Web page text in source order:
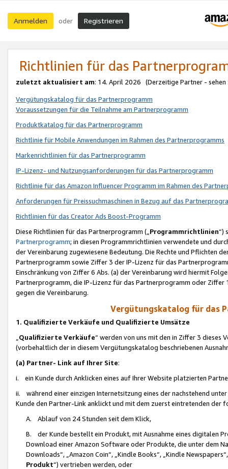
Anmelden oder Registrieren
Richtlinien für das
zuletzt aktualisiert am: 14. April 2026 (Derzeitige Partner - sehen
Vergütungskatalog für das Partnerprogramm
Voraussetzungen für die Teilnahme am Partnerprogramm
Produktkatalog für das Partnerprogramm
Richtlinie für Mobile Anwendungen im Rahmen des Partnerprogramms
Markenrichtlinien für das Partnerprogramm
IP-Lizenz- und Nutzungsanforderungen für das Partnerprogramm
Richtlinie für das Amazon Influencer Programm im Rahmen des
Anforderungen für Preissuchmaschinen in Bezug auf das
Richtlinien für das Creator Ads Boost-Programm
Diese Richtlinien für das Partnerprogramm („Programmrichtlinien“)
Partnerprogramm; in diesen Programmrichtlinien verwendete und
der Vereinbarung zugewiesene Bedeutung. Die Rechte und Pflichten
Partnerprogramm sowie Ziffer 3 der IP-Lizenz für das
Einschränkung von Ziffer 6 Abs. (a) der Vereinbarung wird hiermit
Partnerprogramm, die IP-Lizenz für das Partnerprogramm oder
gegen die Vereinbarung.
Vergütungskatalog für das
1. Qualifizierte Verkäufe und Qualifizierte Umsätze
Qualifizierte Verkäufe“ werden von uns mit den in Ziffer 3
(vorbehaltlich der in diesem Vergütungskatalog beschriebenen
(a) Partner- Link auf Ihrer Site:
i. ein Kunde durch Anklicken eines auf Ihrer Website platzierten
ii. während einer einzigen Internetsitzung eines der nachstehend
Kunde den Partner-Link anklickt und mit dem zuerst eintretenden der
A. Ablauf von 24 Stunden seit dem Klick,
B. der Kunde bestellt ein Produkt, mit Ausnahme eines digitalen
Download einer Amazon Software oder Produkte, die unter dem
Downloads“, „Amazon Coin“, „Kindle Books“, „Kindle
Produkt“) vertrieben werden, oder